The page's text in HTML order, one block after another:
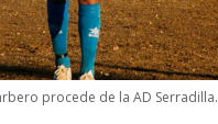
procede de la AD Serradilla.